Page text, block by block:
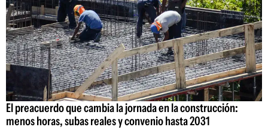
El preacuerdo que cambia la jornada en la construcción:
menos horas, subas reales y convenio hasta 2031